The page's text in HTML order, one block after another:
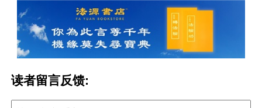
读者留言反馈: